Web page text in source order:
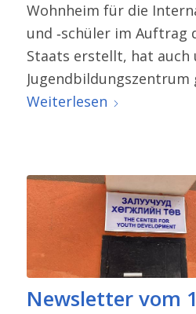
Wohnheim für die
und ‑schüler im Auftrag
Staats erstellt, hat auch
Jugendbildungszentrum
Weiterlesen
Newsletter vom